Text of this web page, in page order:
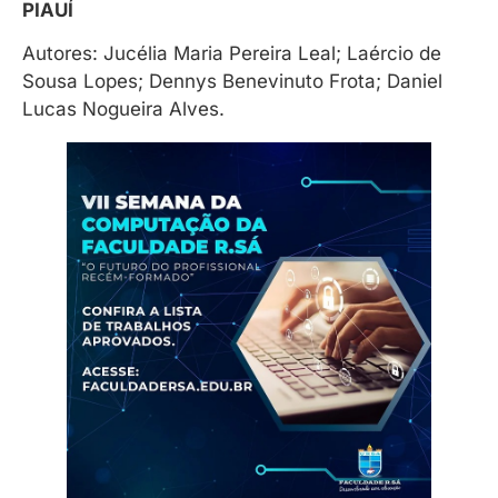
PIAUÍ
Autores: Jucélia Maria Pereira Leal; Laércio de
Sousa Lopes; Dennys Benevinuto Frota; Daniel
Lucas Nogueira Alves.